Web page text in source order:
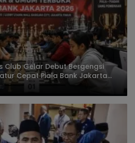
Club Gelar Debut Bergengsi
Cepat Piala Bank Jakarta